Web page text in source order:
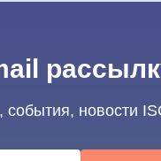
новости